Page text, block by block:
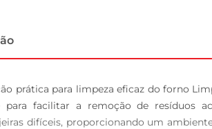
prática para limpeza eficaz do forno
para facilitar a remoção de resíduos
difíceis, proporcionando um